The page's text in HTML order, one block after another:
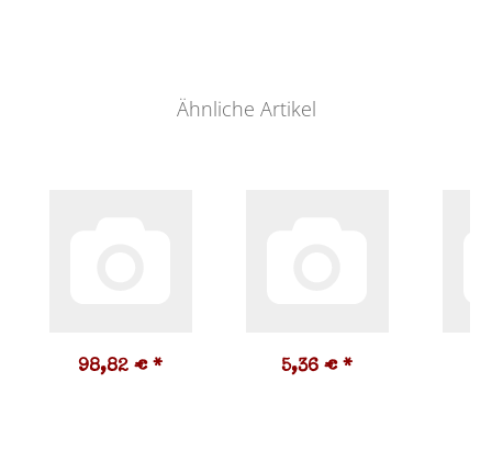
Ähnliche Artikel
98,82 € * 5,36 € *